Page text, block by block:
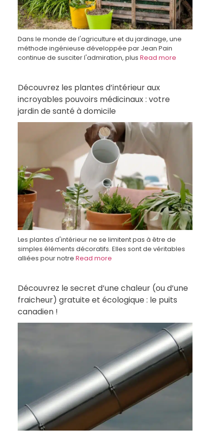
Dans le monde de l'agriculture et du jardinage, une
méthode ingénieuse développée par Jean Pain
continue de susciter l'admiration, plus Read more
Découvrez les plantes d’intérieur aux
incroyables pouvoirs médicinaux : votre
jardin de santé à domicile
Les plantes d'intérieur ne se limitent pas à être de
simples éléments décoratifs. Elles sont de véritables
alliées pour notre Read more
Découvrez le secret d’une chaleur (ou d’une
fraicheur) gratuite et écologique : le puits
canadien !